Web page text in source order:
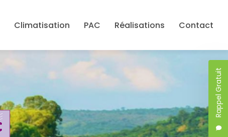
Rappel Gratuit
Climatisation PAC Réalisations Contact